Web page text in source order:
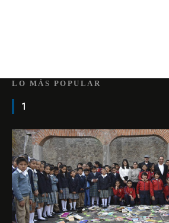
LO MÁS POPULAR
1